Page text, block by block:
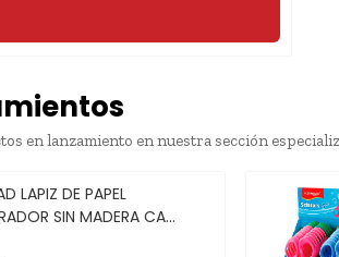
en lanzamiento en nuestra sección
PALITOS DE MADERA
NATURAL 140MMX5...